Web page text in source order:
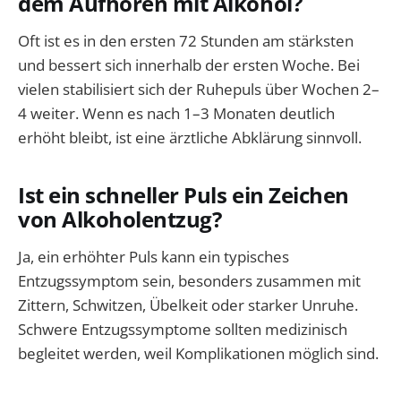
Oft ist es in den ersten 72 Stunden am stärksten
und bessert sich innerhalb der ersten Woche. Bei
vielen stabilisiert sich der Ruhepuls über Wochen 2–
4 weiter. Wenn es nach 1–3 Monaten deutlich
erhöht bleibt, ist eine ärztliche Abklärung sinnvoll.
Ist ein schneller Puls ein Zeichen
von Alkoholentzug?
Ja, ein erhöhter Puls kann ein typisches
Entzugssymptom sein, besonders zusammen mit
Zittern, Schwitzen, Übelkeit oder starker Unruhe.
Schwere Entzugssymptome sollten medizinisch
begleitet werden, weil Komplikationen möglich sind.